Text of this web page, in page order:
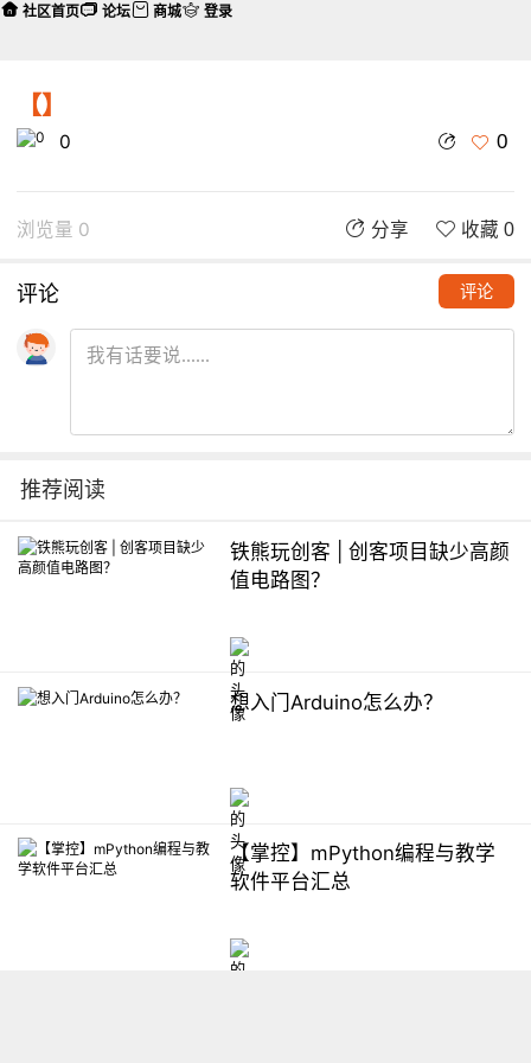
【】
0 0
浏览量 0 分享 收藏 0
评论 评论
推荐阅读
铁熊玩创客 | 创客项目缺少高颜
值电路图？
想入门Arduino怎么办？
【掌控】mPython编程与教学
软件平台汇总
社区首页 论坛 商城 登录